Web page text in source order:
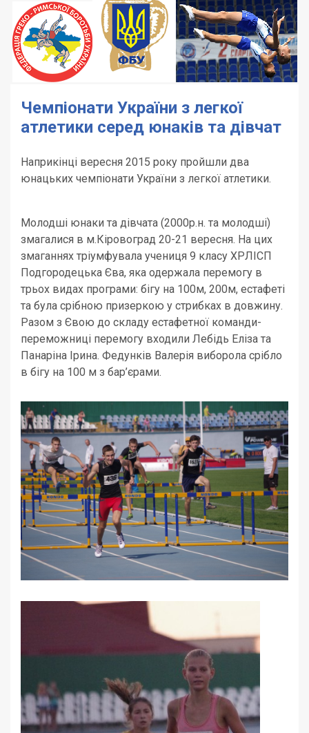
Чемпіонати України з легкої
атлетики серед юнаків та дівчат
Наприкінці вересня 2015 року пройшли два
юнацьких чемпіонати України з легкої атлетики.
Молодші юнаки та дівчата (2000р.н. та молодші)
змагалися в м.Кіровоград 20-21 вересня. На цих
змаганнях тріумфувала учениця 9 класу ХРЛІСП
Подгородецька Єва, яка одержала перемогу в
трьох видах програми: бігу на 100м, 200м, естафеті
та була срібною призеркою у стрибках в довжину.
Разом з Євою до складу естафетної команди-
переможниці перемогу входили Лебідь Еліза та
Панаріна Ірина. Федунків Валерія виборола срібло
в бігу на 100 м з бар’єрами.